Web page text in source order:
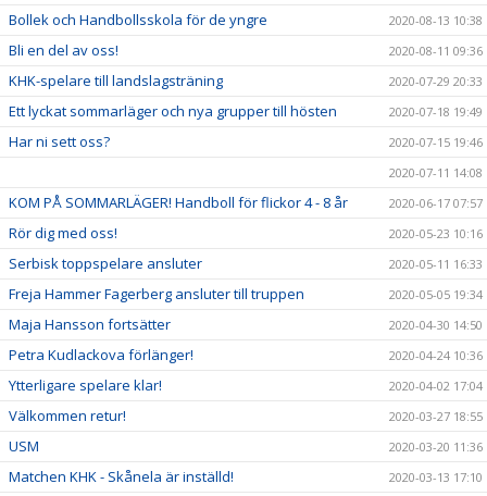
Bollek och Handbollsskola för de yngre 2020-08-13 10:38
Bli en del av oss! 2020-08-11 09:36
KHK-spelare till landslagsträning 2020-07-29 20:33
Ett lyckat sommarläger och nya grupper till hösten 2020-07-18 19:49
Har ni sett oss?
2020-07-15 19:46
2020-07-11 14:08
KOM PÅ SOMMARLÄGER! Handboll för flickor 4 - 8 år 2020-06-17 07:57
Rör dig med oss! 2020-05-23 10:16
Serbisk toppspelare ansluter 2020-05-11 16:33
Freja Hammer Fagerberg ansluter till truppen 2020-05-05 19:34
Maja Hansson fortsätter 2020-04-30 14:50
Petra Kudlackova förlänger! 2020-04-24 10:36
Ytterligare spelare klar! 2020-04-02 17:04
Välkommen retur! 2020-03-27 18:55
USM 2020-03-20 11:36
Matchen KHK - Skånela är inställd! 2020-03-13 17:10